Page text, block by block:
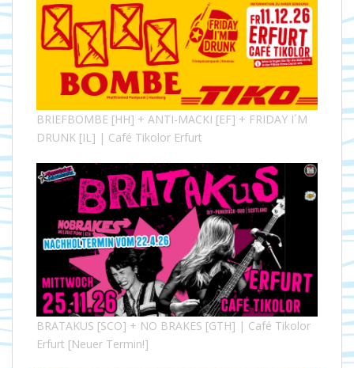
BRIEFBOMBE [HH] + ANTI-MACKI [EF] + FRIDAY I´M
DRUNK [IL] | Café Tikolor Erfurt
BRATAKUS [SCO] + NO BRAKES [GTH] | Café Tikolor
Erfurt [Neuer Termin!]